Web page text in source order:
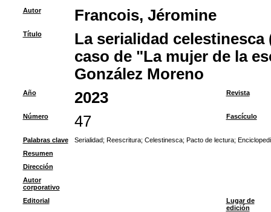
Autor Francois, Jéromine
Título
La serialidad celestinesca
caso de "La mujer de la
González Moreno
Año 2023 Revista
Número 47 Fascículo
Palabras clave Serialidad; Reescritura; Celestinesca; Pacto de lectura;
Resumen
Dirección
Autor
corporativo
Editorial
Lugar de
edición